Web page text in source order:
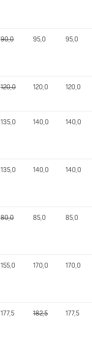
90,0 95,0 95,0
120,0 120,0 120,0
135,0 140,0 140,0
135,0 140,0 140,0
80,0 85,0 85,0
155,0 170,0 170,0
177,5 182,5 177,5